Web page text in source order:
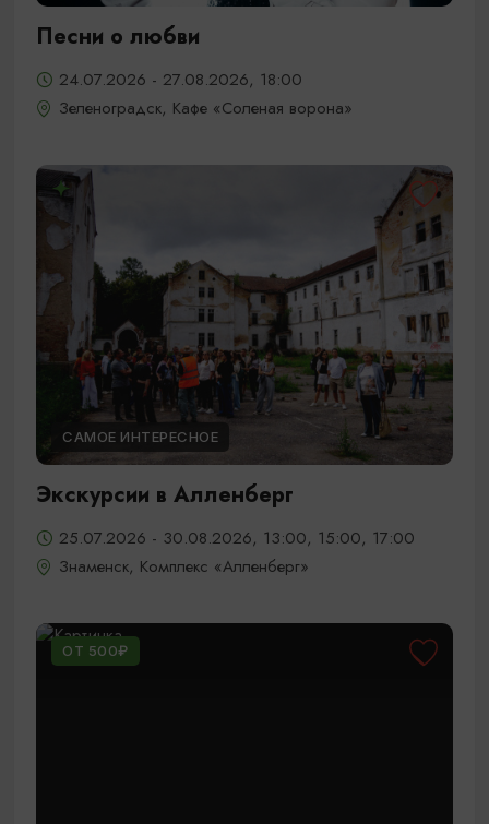
Песни о любви
24.07.2026 - 27.08.2026, 18:00
Зеленоградск, Кафе «Соленая ворона»
САМОЕ ИНТЕРЕСНОЕ
Экскурсии в Алленберг
25.07.2026 - 30.08.2026, 13:00, 15:00, 17:00
Знаменск, Комплекс «Алленберг»
ОТ 500₽